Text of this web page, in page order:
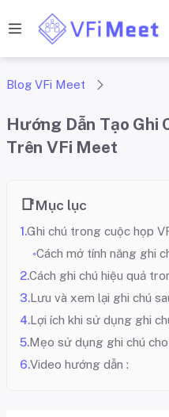
Blog VFi Meet
Hướng Dẫn Tạo Ghi
Trên VFi Meet
Mục lục
Ghi chú trong cuộc họp
Cách mở tính năng ghi
Cách ghi chú hiệu quả
Lưu và xem lại ghi chú
Lợi ích khi sử dụng ghi
Mẹo sử dụng ghi chú
Video hướng dẫn :